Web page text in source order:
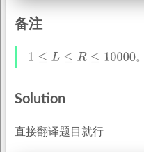
备注
。
Solution
直接翻译题目就行